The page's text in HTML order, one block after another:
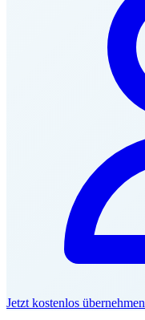
Jetzt kostenlos übernehmen